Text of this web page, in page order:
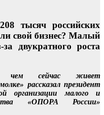
тысяч российских
свой бизнес? Малый
двукратного роста
чем сейчас живет
рассказал президент
организации малого и
«ОПОРА России»